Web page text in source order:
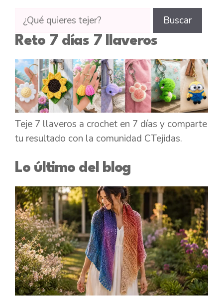
Buscar
tutoriales
en
CTejidas
Buscar
Reto 7 días 7 llaveros
Teje 7 llaveros a crochet en 7 días y comparte
tu resultado con la comunidad CTejidas.
Lo último del blog